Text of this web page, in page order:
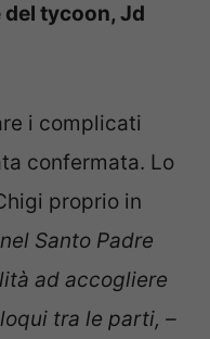
tycoon, Jd
i complicati
confermata. Lo
proprio in
Santo Padre
ad accogliere
tra le parti, –